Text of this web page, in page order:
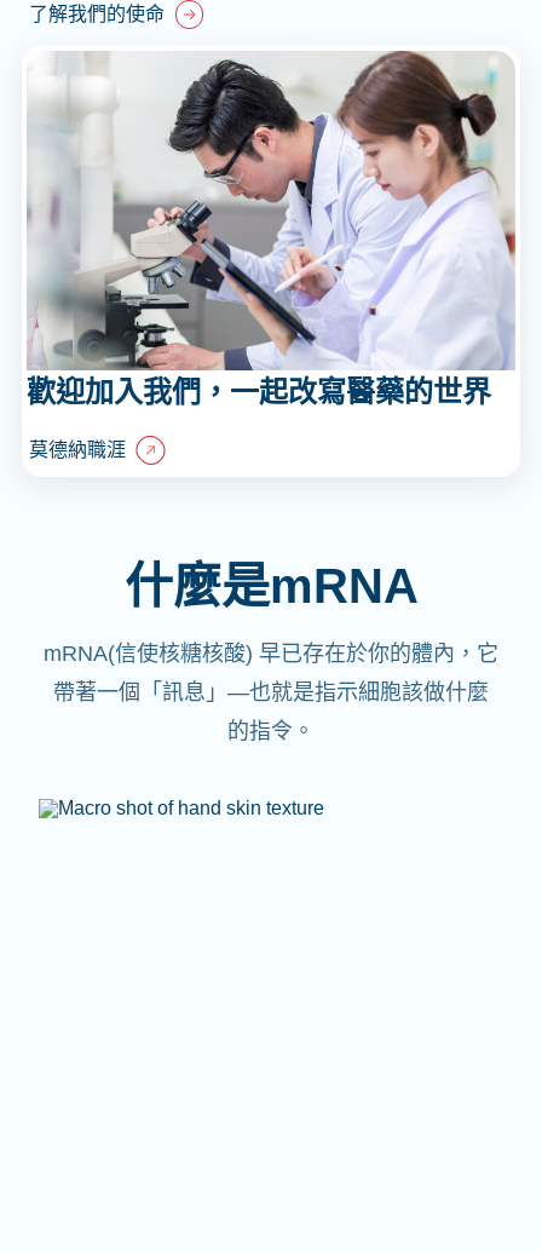
了解我們的使命
歡迎加入我們，一起改寫醫藥的世界
莫德納職涯
什麼是mRNA
mRNA(信使核糖核酸) 早已存在於你的體內，它
帶著一個「訊息」—也就是指示細胞該做什麼
的指令。